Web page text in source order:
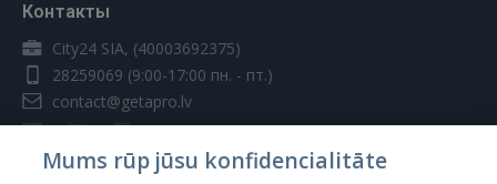
Контакты
City24 SIA, (40003692375)
28259069 (9:00-17:00 пн. - пт.)
contact@getapro.lv
Mums rūp jūsu konfidencialitāte